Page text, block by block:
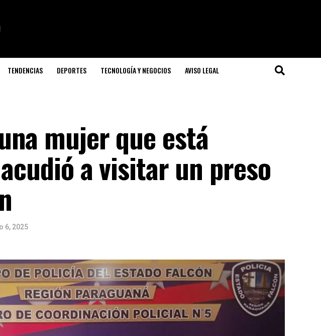
TENDENCIAS DEPORTES TECNOLOGÍA Y NEGOCIOS AVISO LEGAL
mujer que está
a visitar un preso
6, 2025